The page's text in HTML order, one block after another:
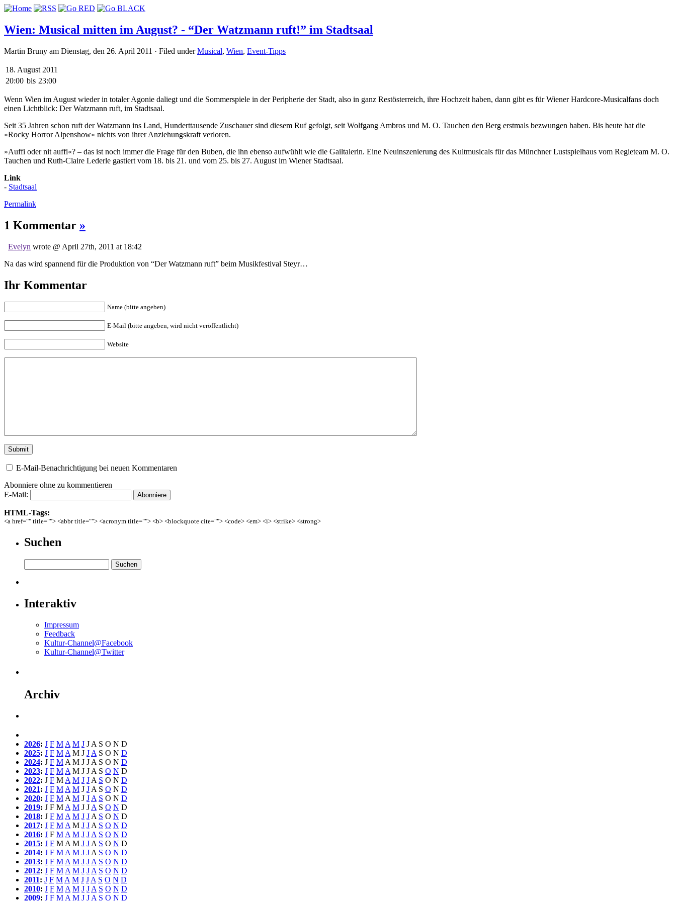
Wien: Musical mitten im August? - “Der Watzmann ruft!” im Stadtsaal
Martin Bruny am Dienstag, den 26. April 2011 · Filed underMusical, Wien, Event-Tipps
18. August 2011
20:00 bis 23:00
Wenn Wien im August wieder in totaler Agonie daliegt und die Sommerspiele in der Peripherie der Stadt, also in ganz Restösterreich, ihre Hochzeit haben, dann gibt es für Wiener Hardcore-Musicalfans doch
einen Lichtblick: Der Watzmann ruft, im Stadtsaal.
Seit 35 Jahren schon ruft der Watzmann ins Land, Hunderttausende Zuschauer sind diesem Ruf gefolgt, seit Wolfgang Ambros und M. O. Tauchen den Berg erstmals bezwungen haben. Bis heute hat die
»Rocky Horror Alpenshow« nichts von ihrer Anziehungskraft verloren.
»Auffi oder nit auffi«? – das ist noch immer die Frage für den Buben, die ihn ebenso aufwühlt wie die Gailtalerin. Eine Neuinszenierung des Kultmusicals für das Münchner Lustspielhaus vom Regieteam M. O.
Tauchen und Ruth-Claire Lederle gastiert vom 18. bis 21. und vom 25. bis 27. August im Wiener Stadtsaal.
Link
- Stadtsaal
Permalink
1 Kommentar »
Evelyn wrote @ April 27th, 2011 at 18:42
Na das wird spannend für die Produktion von “Der Watzmann ruft” beim Musikfestival Steyr…
Ihr Kommentar
Name (bitte angeben)
E-Mail (bitte angeben, wird nicht veröffentlicht)
Website
E-Mail-Benachrichtigung bei neuen Kommentaren
Abonniere ohne zu kommentieren
E-Mail:
HTML-Tags:
<a href="" title=""> <abbr title=""> <acronym title=""> <b> <blockquote cite=""> <code> <em> <i> <strike> <strong>
Suchen
Interaktiv
Impressum
Feedback
Kultur-Channel@Facebook
Kultur-Channel@Twitter
Archiv
2026: J F M A M J J A S O N D
2025: J F M A M J J A S O N D
2024: J F M A M J J A S O N D
2023: J F M A M J J A S O N D
2022: J F M A M J J A S O N D
2021: J F M A M J J A S O N D
2020: J F M A M J J A S O N D
2019: J F M A M J J A S O N D
2018: J F M A M J J A S O N D
2017: J F M A M J J A S O N D
2016: J F M A M J J A S O N D
2015: J F M A M J J A S O N D
2014: J F M A M J J A S O N D
2013: J F M A M J J A S O N D
2012: J F M A M J J A S O N D
2011: J F M A M J J A S O N D
2010: J F M A M J J A S O N D
2009: J F M A M J J A S O N D